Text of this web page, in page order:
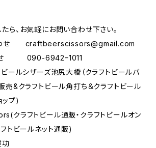
ら、お気軽にお問い合わせ下さい。
わせ craftbeerscissors@gmail.com
せ 090-6942ｰ1011
ビールシザーズ池尻大橋（クラフトビールバ
売&クラフトビール角打ち＆クラフトビール
ップ)
ラフトビール通販・クラフトビールオン
フトビールネット通販)
功